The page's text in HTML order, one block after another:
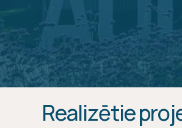
Realizētie